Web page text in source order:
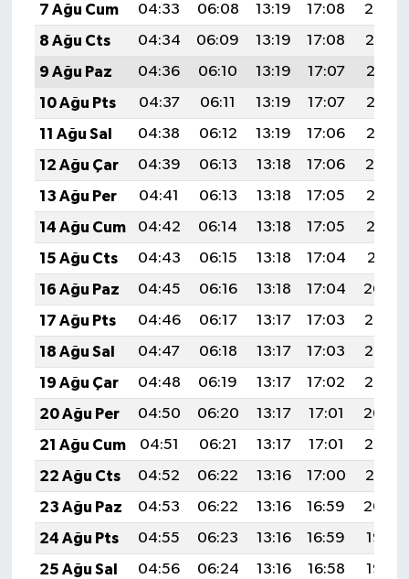
7 Ağu Cum
04:33 06:08 13:19 17:08
20:20
8 Ağu Cts
04:34 06:09 13:19 17:08
20:19
9 Ağu Paz
04:36 06:10 13:19 17:07
20:18
10 Ağu Pts
04:37 06:11 13:19 17:07
20:17
11 Ağu Sal
04:38 06:12 13:19 17:06
20:16
12 Ağu Çar
04:39 06:13 13:18 17:06
20:14
13 Ağu Per
04:41 06:13 13:18 17:05
20:13
14 Ağu Cum
04:42 06:14 13:18 17:05
20:12
15 Ağu Cts
04:43 06:15 13:18 17:04
20:11
16 Ağu Paz
04:45 06:16 13:18 17:04
20:09
17 Ağu Pts
04:46 06:17 13:17 17:03
20:08
18 Ağu Sal
04:47 06:18 13:17 17:03
20:07
19 Ağu Çar
04:48 06:19 13:17 17:02
20:05
20 Ağu Per
04:50 06:20 13:17 17:01
20:04
21 Ağu Cum
04:51 06:21 13:17 17:01
20:03
22 Ağu Cts
04:52 06:22 13:16 17:00
20:01
23 Ağu Paz
04:53 06:22 13:16 16:59
20:00
24 Ağu Pts
04:55 06:23 13:16 16:59
19:58
25 Ağu Sal
04:56 06:24 13:16 16:58 19:57
BİLİM TEKNOLOJİ
ASAYİŞ
SEÇİM 2015
ÇEVRE
BİLİM VE TEKNOLOJİ
YARIŞMALAR
TANITIM
HABERDE İNSAN